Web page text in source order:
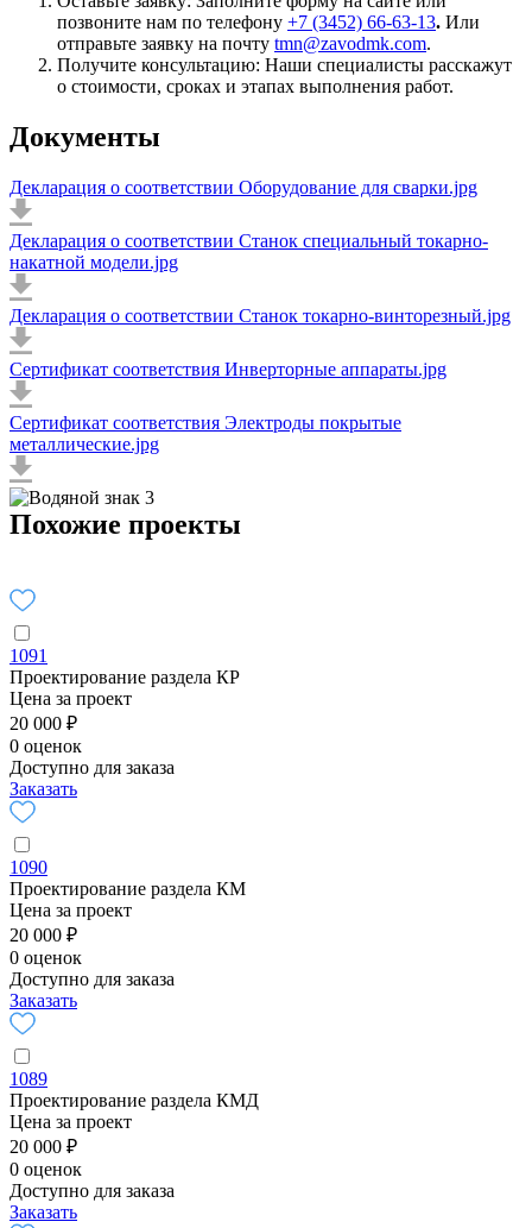
позвоните нам по телефону +7 (3452) 66-63-13. Или
отправьте заявку на почту tmn@zavodmk.com.
Получите консультацию: Наши специалисты расскажут
о стоимости, сроках и этапах выполнения работ.
Документы
Декларация о соответствии Оборудование для сварки.jpg
Декларация о соответствии Станок специальный токарно-
накатной модели.jpg
Декларация о соответствии Станок токарно-винторезный.jpg
Сертификат соответствия Инверторные аппараты.jpg
Сертификат соответствия Электроды покрытые
металлические.jpg
Похожие проекты
1091
Проектирование раздела КР
Цена за проект
20 000 ₽
0 оценок
Доступно для заказа
Заказать
1090
Проектирование раздела КМ
Цена за проект
20 000 ₽
0 оценок
Доступно для заказа
Заказать
1089
Проектирование раздела КМД
Цена за проект
20 000 ₽
0 оценок
Доступно для заказа
Заказать